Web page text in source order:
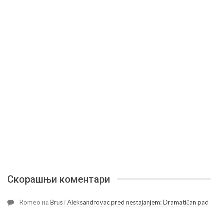
Скорашњи коментари
Romeo наBrus i Aleksandrovac pred nestajanjem: Dramatičan pad